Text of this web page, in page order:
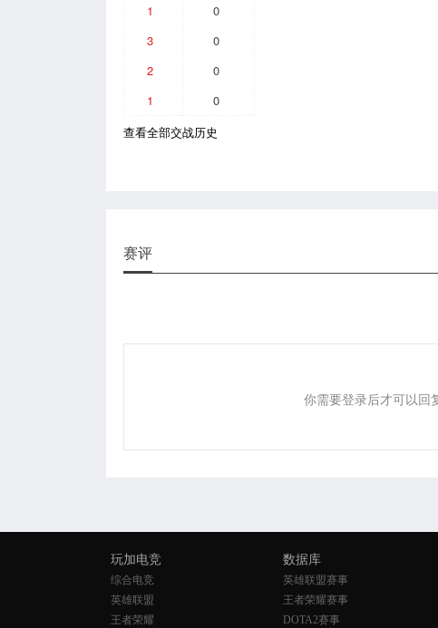
1
0
3
0
2
0
1
0
查看全部交战历史
赛评
你需要登录后才可以回
玩加电竞
综合电竞
英雄联盟
王者荣耀
数据库
英雄联盟赛事
王者荣耀赛事
DOTA2赛事